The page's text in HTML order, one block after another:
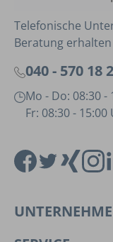
Telefonische
Beratung
040 - 570 18
Mo - Do: 08:30 -
Fr: 08:30 - 15:00